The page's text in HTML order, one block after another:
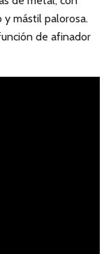
mástil palorosa.
de afinador